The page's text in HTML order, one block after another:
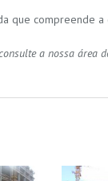
que compreende
a nossa área